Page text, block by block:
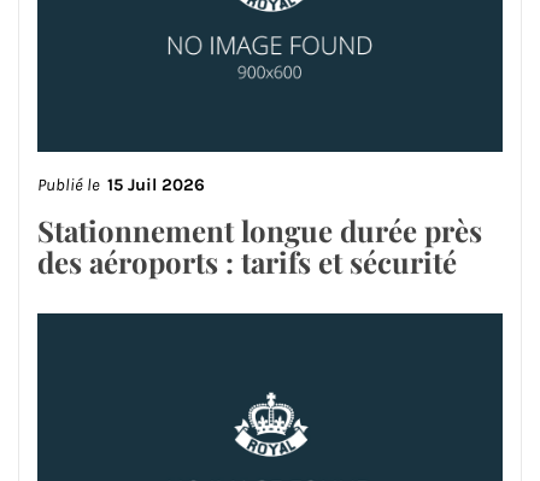
Publié le 15 Juil 2026
Stationnement longue durée près
des aéroports : tarifs et sécurité